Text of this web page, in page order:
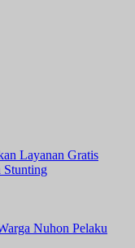
Layanan Gratis
Stunting
Nuhon Pelaku